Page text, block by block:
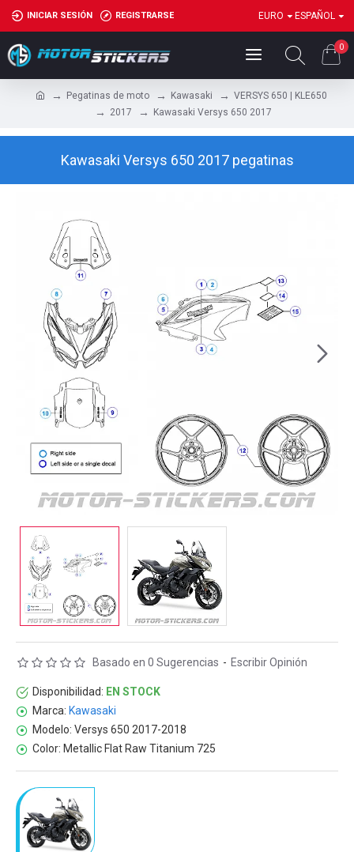
INICIAR SESIÓN REGISTRARSE EURO ESPAÑOL
0
Pegatinas de moto Kawasaki
VERSYS 650 | KLE650
2017
Kawasaki Versys 650 2017
Kawasaki Versys 650 2017 pegatinas
Disponibilidad: EN STOCK
Marca: Kawasaki
Modelo: Versys 650 2017-2018
Color: Metallic Flat Raw Titanium 725
Basado en 0 Sugerencias - Escribir Opinión